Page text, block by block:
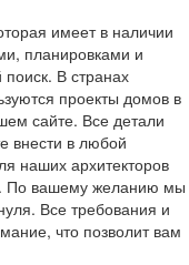
имеет в наличии
планировками и
В странах
проекты домов в
сайте. Все детали
внести в любой
наших архитекторов
По вашему желанию мы
Все требования и
что позволит вам